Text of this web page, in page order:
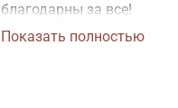
благодарны за все!
Показать полностью